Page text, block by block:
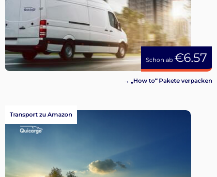
Schon ab €6.57
→ „How to“ Pakete verpacken
Transport zu Amazon